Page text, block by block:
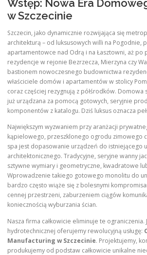
Wstęp: Nowa Era
w Szczecinie
Szczecin, jako dynamicznie rozwijająca się
architekturą – od luksusowych willi na Pogodnie,
apartamentowce nad Odrą i na Łasztowni, aż po
rezydencje w rejonie Bezrzecza, Mierzyna czy
bastionem nowoczesnego budownictwa
właściciele domów i apartamentów w stolicy
coraz częściej rezygnują z półśrodków.
już urządzana za pomocą gotowych, seryjnie
komponentów z katalogu. Dziś luksus oznacza
Największym wyzwaniem przy aranżacji
kąpielowego, przeszklonego ogrodu zimowego
spa jest dopasowanie urządzeń do istniejącego
architektonicznego. Tradycyjne, seryjne wanny
sztywne wymiary i geometryczne, kwadratowe lub
Wprowadzenie takiego gotowego monolitu do
bardzo często wiąże się z bolesnymi
cennej przestrzeni, zaburzeniem ciągów
koniecznością wyburzania ścian.
Nasza firma całkowicie eliminuje te ograniczenia.
hydrotechnicznej oferujemy rewolucyjną usługę:
Manufacturing w Szczecinie. Projektujemy,
produkujemy od podstaw całkowicie unikalne